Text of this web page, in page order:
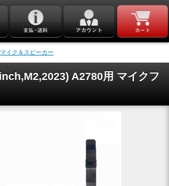
マイク＆スピーカー
A2780用 マイクフ